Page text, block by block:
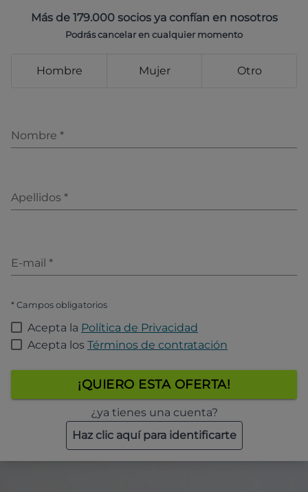
Más de 179.000 socios ya confían en nosotros
Podrás cancelar en cualquier momento
Hombre Mujer Otro
Nombre *
Apellidos *
E-mail *
* Campos obligatorios
Acepta la Política de Privacidad
Acepta los Términos de contratación
¡QUIERO ESTA OFERTA!
¿ya tienes una cuenta?
Haz clic aquí para identificarte